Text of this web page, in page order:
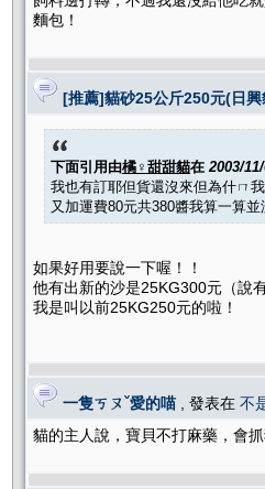
麵包！
[推薦]貓砂25公斤250元(日興
下面引用由橘♀甜甜貓在 2003/
我也有訂耶但貨還沒來但為什ㄇ
又加運費80元共380醬我算一算
如果好用要說一下喔！！
他有出新的沙是25KG300元（說
我是叫以前25KG250元的啦！
一隻ㄎㄡˇ愛的喵 , 發表在 不
貓的主人說，寶貝不打麻藥，